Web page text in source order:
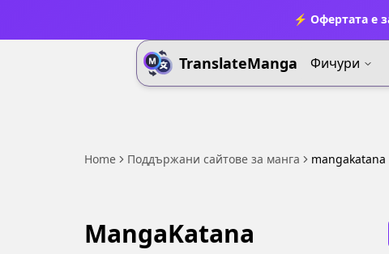
⚡ Офертата е
TranslateManga Фичури
Home Поддържани сайтове за манга mangakatana
MangaKatana